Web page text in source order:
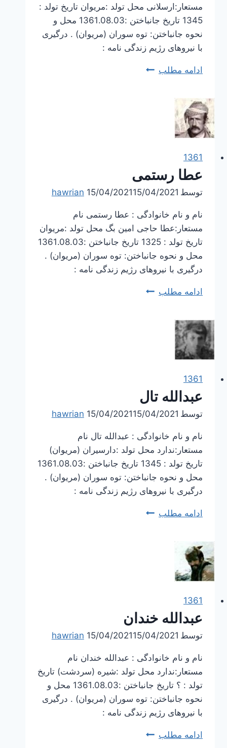
مستعار:ارسلانی محل تولد :مریوان تاریخ تولد :
1345 تاریخ جانباختن :1361.08.03 محل و
نحوه جانباختن: توه سوران (مریوان) . درگیری
با نیروهای رژیم زندگی نامه :
ادامه مطلب عزت
1361
عطا رستمی
توسط hawrian 15/04/202115/04/2021
نام و نام خانوادگی : عطا رستمی نام
مستعار:عطا حاجی امین بگ محل تولد :مریوان
تاریخ تولد : 1325 تاریخ جانباختن :1361.08.03
محل و نحوه جانباختن: توه سوران (مریوان) .
درگیری با نیروهای رژیم زندگی نامه :
ادامه مطلب عطا
1361
عبدالله تال
توسط hawrian 15/04/202115/04/2021
نام و نام خانوادگی : عبدالله تال نام
مستعار:ندارد محل تولد :دارسیران (مریوان)
تاریخ تولد : 1345 تاریخ جانباختن :1361.08.03
محل و نحوه جانباختن: توه سوران (مریوان) .
درگیری با نیروهای رژیم زندگی نامه :
ادامه مطلب عبدالله
1361
عبدالله خندان
توسط hawrian 15/04/202115/04/2021
نام و نام خانوادگی : عبدالله خندان نام
مستعار:ندارد محل تولد :شیره (سردشت) تاریخ
تولد : ؟ تاریخ جانباختن :1361.08.03 محل و
نحوه جانباختن: توه سوران (مریوان) . درگیری
با نیروهای رژیم زندگی نامه :
ادامه مطلب عبدالله